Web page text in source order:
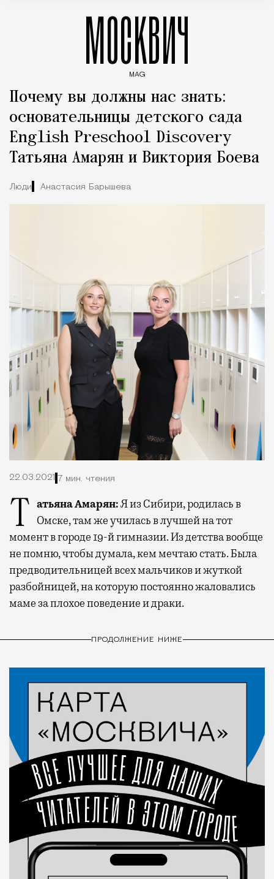
МОСКВИЧ
MAG
Почему вы должны нас знать:
основательницы детского сада
English Preschool Discovery
Татьяна Амарян и Виктория Боева
Люди Анастасия Барышева
22.03.2021 7 мин. чтения
Татьяна Амарян:Я из Сибири, родилась в
Омске, там же училась в лучшей на тот
момент в городе 19-й гимназии. Из детства вообще
не помню, чтобы думала, кем мечтаю стать. Была
предводительницей всех мальчиков и жуткой
разбойницей, на которую постоянно жаловались
маме за плохое поведение и драки.
ПРОДОЛЖЕНИЕ НИЖЕ